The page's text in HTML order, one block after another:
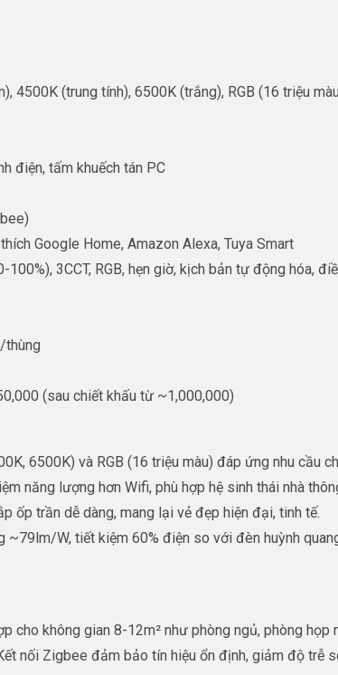
4500K (trung tính), 6500K (trắng), RGB (16 triệu
điện, tấm khuếch tán PC
Google Home, Amazon Alexa, Tuya Smart
100%), 3CCT, RGB, hẹn giờ, kịch bản tự động hóa,
thùng
(sau chiết khấu từ ~1,000,000)
6500K) và RGB (16 triệu màu) đáp ứng nhu cầu
năng lượng hơn Wifi, phù hợp hệ sinh thái nhà
ốp trần dễ dàng, mang lại vẻ đẹp hiện đại, tinh tế.
~79lm/W, tiết kiệm 60% điện so với đèn huỳnh
cho không gian 8-12m² như phòng ngủ, phòng
nối Zigbee đảm bảo tín hiệu ổn định, giảm độ trễ